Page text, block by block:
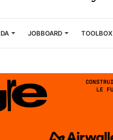
JOBBOARD TOOLBOX